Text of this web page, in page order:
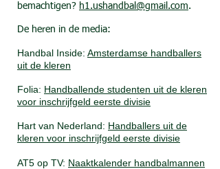
bemachtigen? h1.ushandbal@gmail.com.
De heren in de media:
Handbal Inside: Amsterdamse handballers
uit de kleren​
Folia: Handballende studenten uit de kleren
voor inschrijfgeld eerste divisie​
Hart van Nederland: Handballers uit de
kleren voor inschrijfgeld eerste divisie
AT5 op TV: Naaktkalender handbalmannen